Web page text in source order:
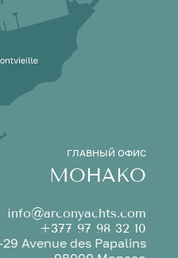
ГЛАВНЫЙ ОФИС
МОНАКО
info@arconyachts.com
+377 97 98 32 10
29 Avenue des Papalins